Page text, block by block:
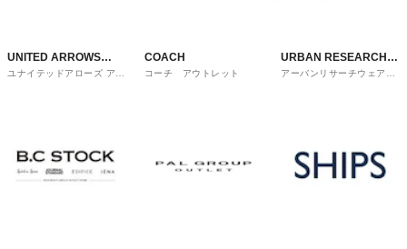
UNITED ARROWS
OUTLET
ユナイテッドアローズ アウ
COACH
コーチ アウトレット
URBAN RESEARCH
ware house
アーバンリサーチウェアハ